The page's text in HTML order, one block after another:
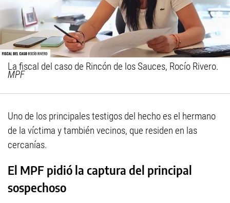
La fiscal del caso de Rincón de los Sauces, Rocío Rivero.
MPF
Uno de los principales testigos del hecho es el hermano
de la víctima y también vecinos, que residen en las
cercanías.
El MPF pidió la captura del principal
sospechoso